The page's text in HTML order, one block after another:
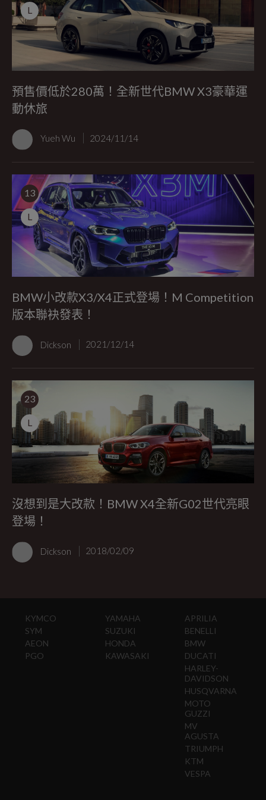
L
預售價低於280萬！全新世代BMW X3豪華運
動休旅
Yueh Wu 2024/11/14
13
L
BMW小改款X3/X4正式登場！M Competition
版本聯袂發表！
Dickson 2021/12/14
23
L
沒想到是大改款！BMW X4全新G02世代亮眼
登場！
Dickson 2018/02/09
KYMCO
SYM
AEON
PGO
YAMAHA
SUZUKI
HONDA
KAWASAKI
APRILIA
BENELLI
BMW
DUCATI
HARLEY-
DAVIDSON
HUSQVARNA
MOTO
GUZZI
MV
AGUSTA
TRIUMPH
KTM
VESPA